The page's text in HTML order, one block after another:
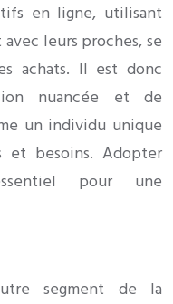
en ligne, utilisant
leurs proches, se
achats. Il est donc
nuancée et de
un individu unique
et besoins. Adopter
pour une
segment de la